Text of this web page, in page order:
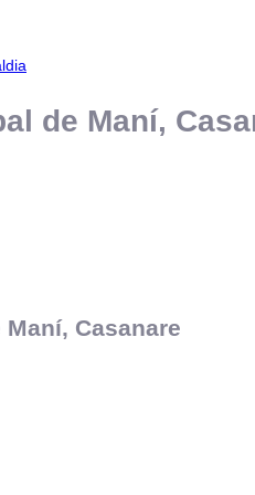
de Maní,
Maní, Casanare